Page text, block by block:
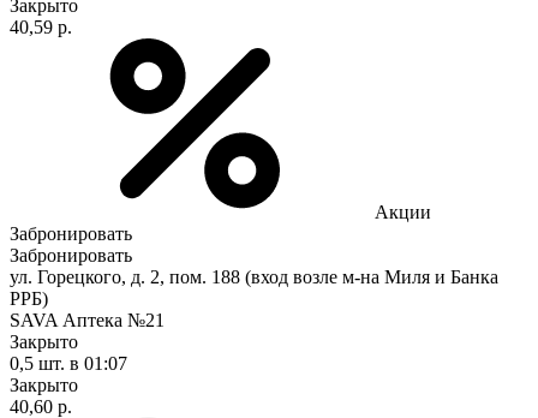
Закрыто
40,59 р.
Акции
Забронировать
Забронировать
ул. Горецкого, д. 2, пом. 188 (вход возле м-на Миля и Банка
РРБ)
SAVA Аптека №21
Закрыто
0,5 шт. в 01:07
Закрыто
40,60 р.